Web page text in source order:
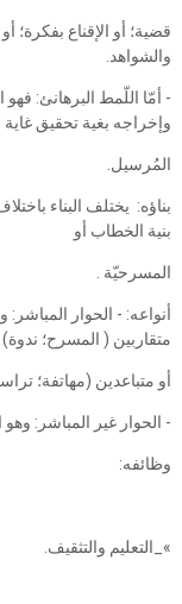
قضية؛ أو الإقناع بفكرة؛
والشواهد.
- أمّا اللّمط البرهانئ:
وإخراجه بغية تحقيق غاية
المُرسيل.
بناؤه: ‏ يختلف البناء
بنية الخطاب أو
المسرحيّة .
أنواعه: - الحوار المباشر:
متقاربين ( المسرح؛ ندوة)
أو متباعدين (مهاتفة؛
- الحوار غير المباشر:
وظائفه:
»_التعليم والتثقيف.